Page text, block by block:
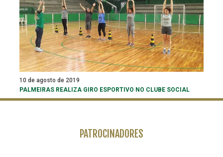
10 de agosto de 2019
PALMEIRAS REALIZA GIRO ESPORTIVO NO CLUBE SOCIAL
PATROCINADORES